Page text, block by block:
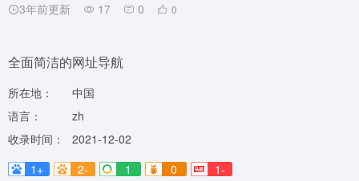
3年前更新 17 0 0
全面简洁的网址导航
所在地：
中国
语言：
zh
收录时间：
2021-12-02
1+
2- 1 0 1-